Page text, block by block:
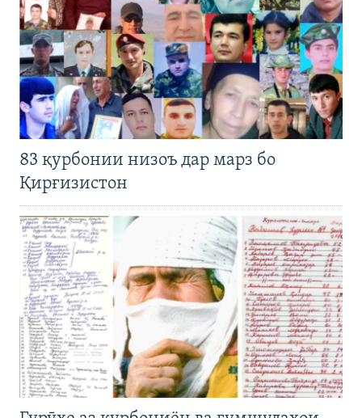
83 қурбонии низоъ дар марз бо
Қирғизистон